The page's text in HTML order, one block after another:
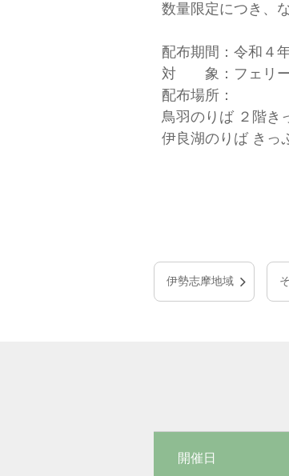
数量限定につき、
配布期間：令和４
対 象：フェリー
配布場所：
鳥羽のりば ２階き
伊良湖のりば き
伊勢志摩地域
開催日